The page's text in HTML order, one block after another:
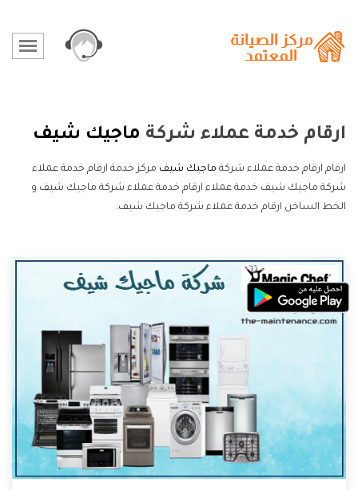
ارقام خدمة عملاء شركة ماجيك شيف
ارقام ارقام خدمة عملاء شركة ماجيك شيف مركز خدمة ارقام خدمة عملاء
شركة ماجيك شيف خدمة عملاء ارقام خدمة عملاء شركة ماجيك شيف و
الخط الساخن ارقام خدمة عملاء شركة ماجيك شيف.